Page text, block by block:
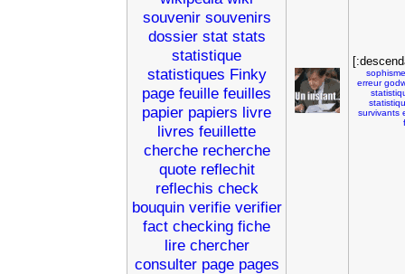
souvenir souvenirs
dossier stat stats
statistique
statistiques Finky
page feuille feuilles
papier papiers livre
livres feuillette
cherche recherche
quote reflechit
reflechis check
bouquin verifie verifier
fact checking fiche
lire chercher
consulter page pages
sophisme
erreur
survivants